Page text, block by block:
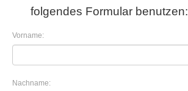
folgendes Formular benutzen:
Vorname:
Nachname: